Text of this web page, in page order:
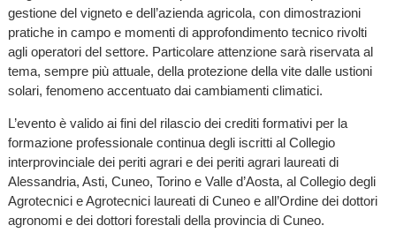
gestione del vigneto e dell’azienda agricola, con dimostrazioni
pratiche in campo e momenti di approfondimento tecnico rivolti
agli operatori del settore. Particolare attenzione sarà riservata al
tema, sempre più attuale, della protezione della vite dalle ustioni
solari, fenomeno accentuato dai cambiamenti climatici.
L’evento è valido ai fini del rilascio dei crediti formativi per la
formazione professionale continua degli iscritti al Collegio
interprovinciale dei periti agrari e dei periti agrari laureati di
Alessandria, Asti, Cuneo, Torino e Valle d’Aosta, al Collegio degli
Agrotecnici e Agrotecnici laureati di Cuneo e all’Ordine dei dottori
agronomi e dei dottori forestali della provincia di Cuneo.